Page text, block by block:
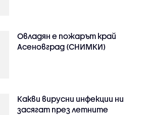
Овладян е пожарът край
Асеновград (СНИМКИ)
Какви вирусни инфекции ни
засягат през летните